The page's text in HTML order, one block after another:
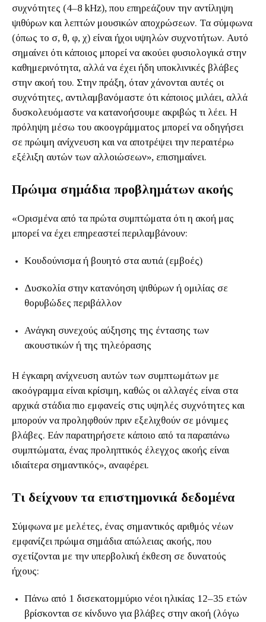
συχνότητες (4–8 kHz), που επηρεάζουν την αντίληψη
ψιθύρων και λεπτών μουσικών αποχρώσεων. Τα σύμφωνα
(όπως το σ, θ, φ, χ) είναι ήχοι υψηλών συχνοτήτων. Αυτό
σημαίνει ότι κάποιος μπορεί να ακούει φυσιολογικά στην
καθημερινότητα, αλλά να έχει ήδη υποκλινικές βλάβες
στην ακοή του. Στην πράξη, όταν χάνονται αυτές οι
συχνότητες, αντιλαμβανόμαστε ότι κάποιος μιλάει, αλλά
δυσκολευόμαστε να κατανοήσουμε ακριβώς τι λέει. Η
πρόληψη μέσω του ακοογράμματος μπορεί να οδηγήσει
σε πρώιμη ανίχνευση και να αποτρέψει την περαιτέρω
εξέλιξη αυτών των αλλοιώσεων», επισημαίνει.
Πρώιμα σημάδια προβλημάτων ακοής
«Ορισμένα από τα πρώτα συμπτώματα ότι η ακοή μας
μπορεί να έχει επηρεαστεί περιλαμβάνουν:
Κουδούνισμα ή βουητό στα αυτιά (εμβοές)
Δυσκολία στην κατανόηση ψιθύρων ή ομιλίας σε
θορυβώδες περιβάλλον
Ανάγκη συνεχούς αύξησης της έντασης των
ακουστικών ή της τηλεόρασης
Η έγκαιρη ανίχνευση αυτών των συμπτωμάτων με
ακοόγραμμα είναι κρίσιμη, καθώς οι αλλαγές είναι στα
αρχικά στάδια πιο εμφανείς στις υψηλές συχνότητες και
μπορούν να προληφθούν πριν εξελιχθούν σε μόνιμες
βλάβες. Εάν παρατηρήσετε κάποιο από τα παραπάνω
συμπτώματα, ένας προληπτικός έλεγχος ακοής είναι
ιδιαίτερα σημαντικός», αναφέρει.
Τι δείχνουν τα επιστημονικά δεδομένα
Σύμφωνα με μελέτες, ένας σημαντικός αριθμός νέων
εμφανίζει πρώιμα σημάδια απώλειας ακοής, που
σχετίζονται με την υπερβολική έκθεση σε δυνατούς
ήχους:
Πάνω από 1 δισεκατομμύριο νέοι ηλικίας 12–35 ετών
βρίσκονται σε κίνδυνο για βλάβες στην ακοή (λόγω